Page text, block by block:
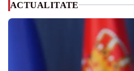
ACTUALITATE